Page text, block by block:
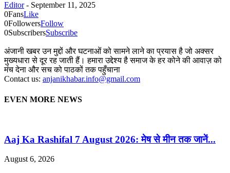
Editor - September 11, 2025
0FansLike
0FollowersFollow
0SubscribersSubscribe
अंजानी खबर उन मुद्दों और घटनाओं को सामने लाने का प्रयास है जो अक्सर
मुख्यधारा से दूर रह जाती हैं। हमारा उद्देश्य है समाज के हर कोने की आवाज़ को
मंच देना और सच को पाठकों तक पहुँचाना
Contact us: anjanikhabar.info@gmail.com
EVEN MORE NEWS
Aaj Ka Rashifal 7 August 2026: मेष से मीन तक जानें...
August 6, 2026